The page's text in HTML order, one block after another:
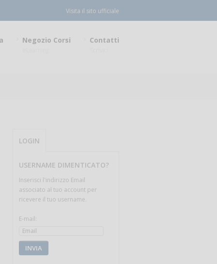
Visita il sito ufficiale
Negozio Corsi Contatti
LOGIN
USERNAME DIMENTICATO?
Inserisci l'indirizzo Email
associato al tuo account per
ricevere il tuo username.
E-mail:
INVIA